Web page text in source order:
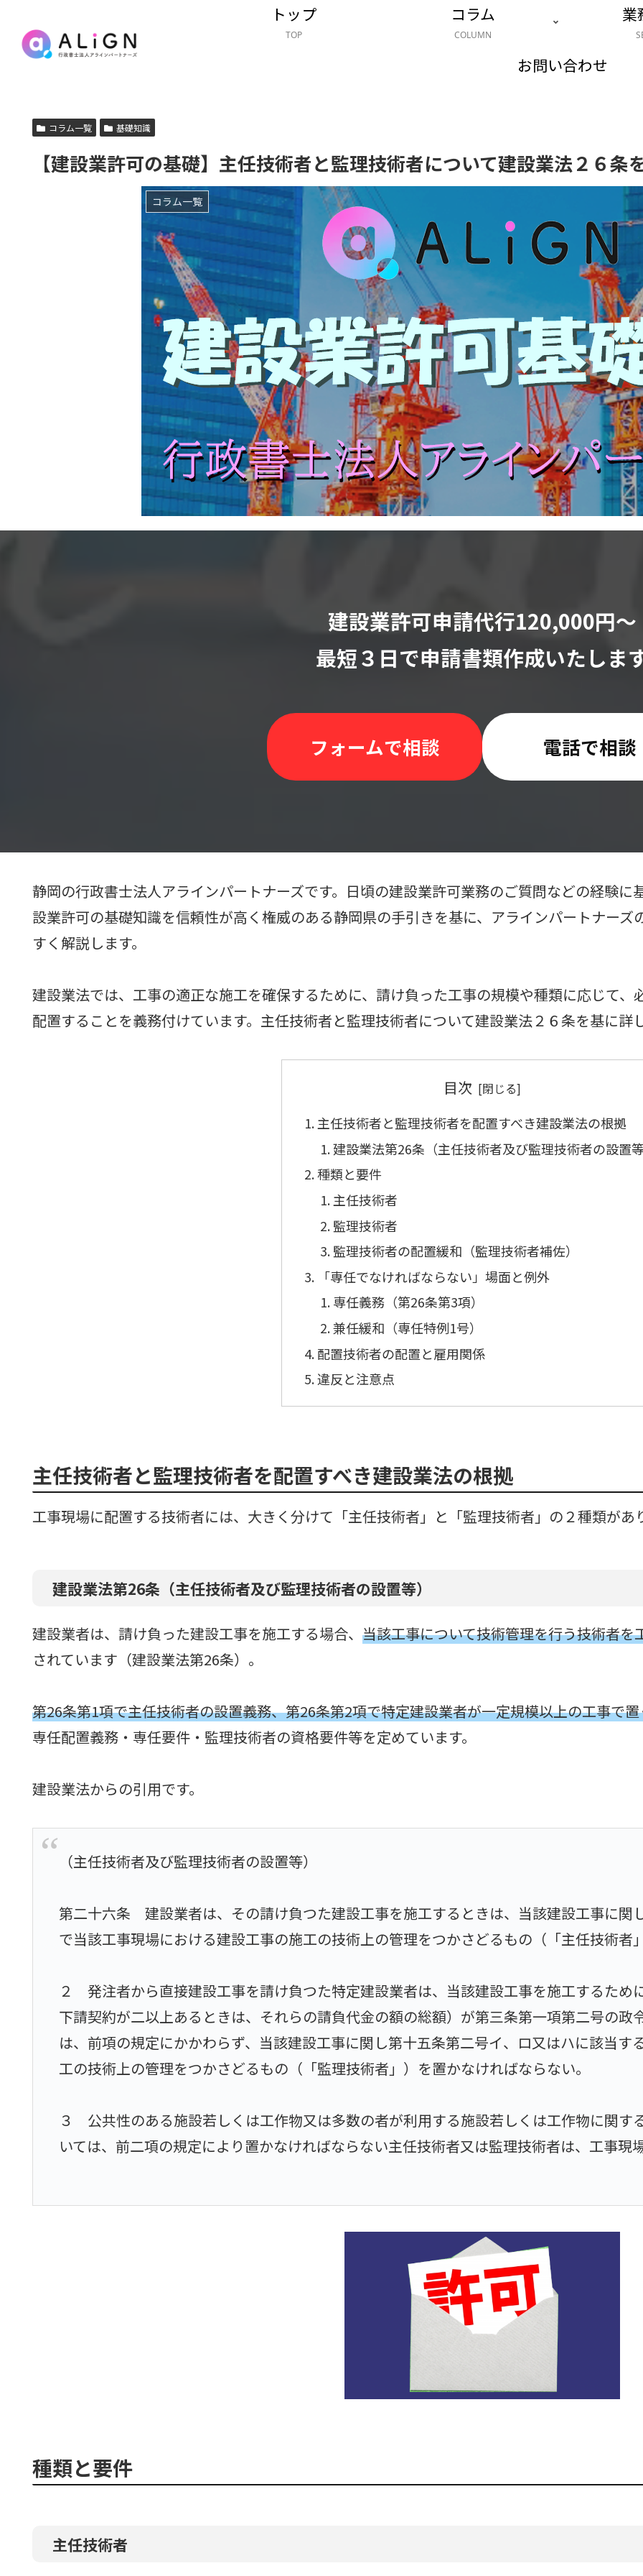
トップ
TOP
コラム
COLUMN
業
お問い合わせ
コラム一覧 基礎知識
【建設業許可の基礎】主任技術者と監理技術者について建設業法２６条
コラム一覧
建設業許可申請代行120,000円〜
最短３日で申請書類作成いたしま
フォームで相談 電話で相談
静岡の行政書士法人アラインパートナーズです。日頃の建設業許可業務のご質問などの経験
設業許可の基礎知識を信頼性が高く権威のある静岡県の手引きを基に、アラインパートナー
すく解説します。
建設業法では、工事の適正な施工を確保するために、請け負った工事の規模や種類に応じて
配置することを義務付けています。主任技術者と監理技術者について建設業法２６条を基に詳
目次
主任技術者と監理技術者を配置すべき建設業法の根拠
建設業法第26条（主任技術者及び監理技術者の設置
種類と要件
主任技術者
監理技術者
監理技術者の配置緩和（監理技術者補佐）
「専任でなければならない」場面と例外
専任義務（第26条第3項）
兼任緩和（専任特例1号）
配置技術者の配置と雇用関係
違反と注意点
主任技術者と監理技術者を配置すべき建設業法の根拠
工事現場に配置する技術者には、大きく分けて「主任技術者」と「監理技術者」の２種類があ
建設業法第26条（主任技術者及び監理技術者の設置等）
建設業者は、請け負った建設工事を施工する場合、 当該工事について技術管理を行う技術者
されています（建設業法第26条）。
第26条第1項で主任技術者の設置義務、第26条第2項で特定建設業者が一定規模以上の工事で
専任配置義務・専任要件・監理技術者の資格要件等を定めています。
建設業法からの引用です。
（主任技術者及び監理技術者の設置等）
第二十六条 建設業者は、その請け負つた建設工事を施工するときは、当該建設工事に関
で当該工事現場における建設工事の施工の技術上の管理をつかさどるもの（「主任技術者
２ 発注者から直接建設工事を請け負つた特定建設業者は、当該建設工事を施工するため
下請契約が二以上あるときは、それらの請負代金の額の総額）が第三条第一項第二号の政
は、前項の規定にかかわらず、当該建設工事に関し第十五条第二号イ、ロ又はハに該当
工の技術上の管理をつかさどるもの（「監理技術者」）を置かなければならない。
３ 公共性のある施設若しくは工作物又は多数の者が利用する施設若しくは工作物に関す
いては、前二項の規定により置かなければならない主任技術者又は監理技術者は、工事現
種類と要件
主任技術者